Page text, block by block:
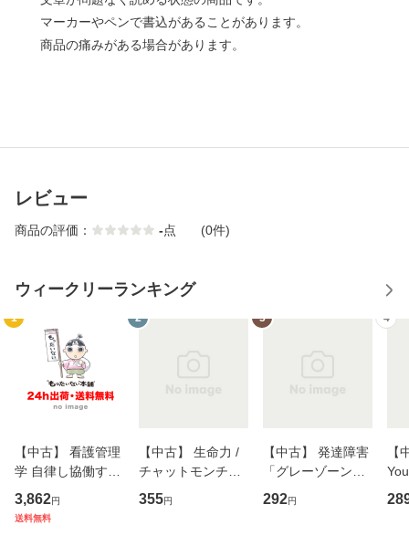
マーカーやペンで書込があることがあります。
商品の痛みがある場合があります。
レビュー
商品の評価： -点 (0件)
ウィークリーランキング
1
【中古】 看護管理
学 自律し協働する
専門職の看護マネ
ジメントスキル 改
3,862円
送料無料
2
【中古】 生命力 /
チャットモンチー /
キューンレコード
[CD]【メール便送
355円
3
【中古】 発達障害
「グレーゾーン」
その正しい理解と
克服法 (SB新書 57
292円
4
【
のが